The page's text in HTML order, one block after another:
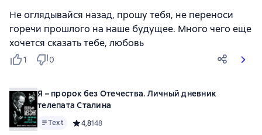
Не оглядывайся назад, прошу тебя, не переноси
горечи прошлого на наше будущее. Много чего еще
хочется сказать тебе, любовь
1 0
Я – пророк без Отечества. Личный дневник
телепата Сталина
Text Средний рейтинг 4,8 на основе 148 оценок
4,8148